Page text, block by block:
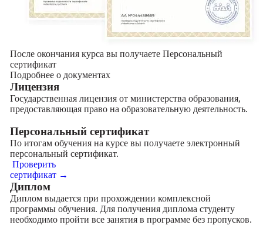
После окончания курса вы получаете Персональный
сертификат
Подробнее о документах
Лицензия
Государственная лицензия от министерства образования,
предоставляющая право на образовательную деятельность.
Персональный сертификат
По итогам обучения на курсе вы получаете электронный
персональный сертификат.
Проверить
сертификат →
Диплом
Диплом выдается при прохождении комплексной
программы обучения. Для получения диплома студенту
необходимо пройти все занятия в программе без пропусков.